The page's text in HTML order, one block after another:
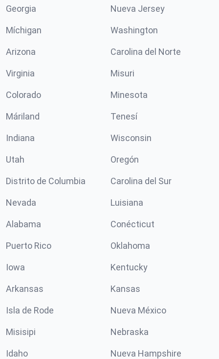
Georgia Nueva Jersey
Míchigan Washington
Arizona Carolina del Norte
Virginia Misuri
Colorado Minesota
Máriland Tenesí
Indiana Wisconsin
Utah Oregón
Distrito de Columbia Carolina del Sur
Nevada Luisiana
Alabama Conécticut
Puerto Rico Oklahoma
Iowa Kentucky
Arkansas Kansas
Isla de Rode Nueva México
Misisipi Nebraska
Idaho Nueva Hampshire